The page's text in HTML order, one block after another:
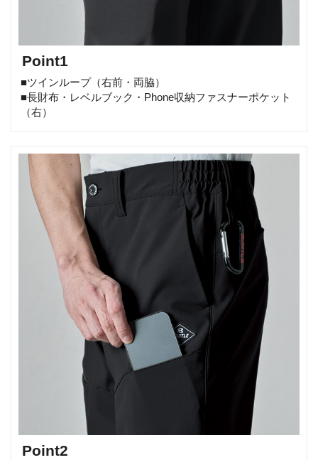
Point1
■ツインループ（右前・両脇）
■長財布・レベルブック・Phone収納ファスナーポケット
（右）
Point2